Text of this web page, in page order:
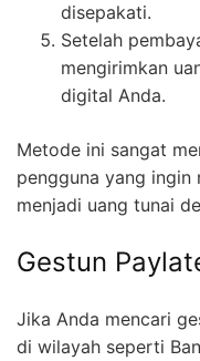
disepakati.
Setelah
mengirimkan
digital Anda.
Metode ini sangat
pengguna yang ingin
menjadi uang tunai
Gestun
Jika Anda mencari
di wilayah seperti